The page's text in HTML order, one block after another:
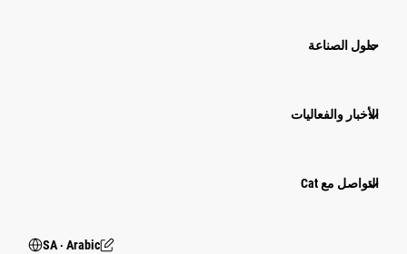
حلول الصناعة
الأخبار والفعاليات
التواصل مع Cat
SA ‧ Arabic